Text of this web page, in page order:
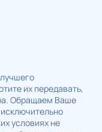
их передавать,
Обращаем Ваше
условиях не